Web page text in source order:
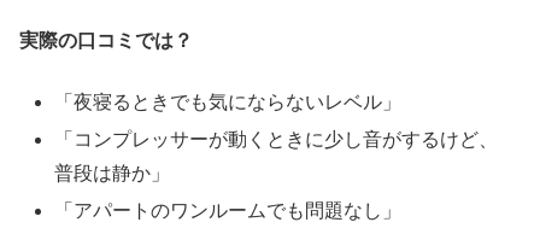
実際の口コミでは？
「夜寝るときでも気にならないレベル」
「コンプレッサーが動くときに少し音がするけど、
普段は静か」
「アパートのワンルームでも問題なし」